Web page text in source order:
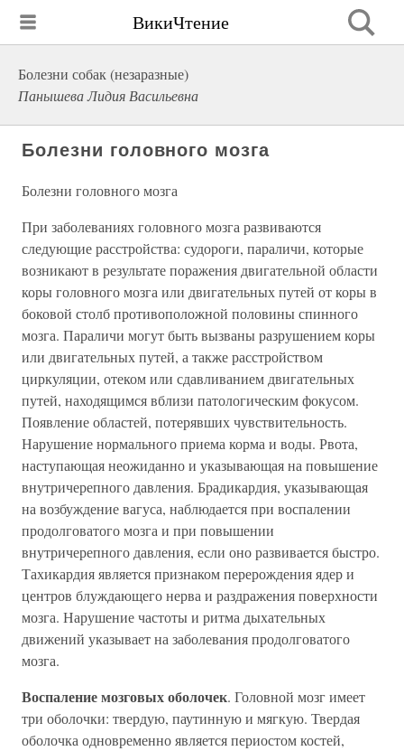
ВикиЧтение
Болезни собак (незаразные)
Панышева Лидия Васильевна
Болезни головного мозга
Болезни головного мозга
При заболеваниях головного мозга развиваются
следующие расстройства: судороги, параличи, которые
возникают в результате поражения двигательной области
коры головного мозга или двигательных путей от коры в
боковой столб противоположной половины спинного
мозга. Параличи могут быть вызваны разрушением коры
или двигательных путей, а также расстройством
циркуляции, отеком или сдавливанием двигательных
путей, находящимся вблизи патологическим фокусом.
Появление областей, потерявших чувствительность.
Нарушение нормального приема корма и воды. Рвота,
наступающая неожиданно и указывающая на повышение
внутричерепного давления. Брадикардия, указывающая
на возбуждение вагуса, наблюдается при воспалении
продолговатого мозга и при повышении
внутричерепного давления, если оно развивается быстро.
Тахикардия является признаком перерождения ядер и
центров блуждающего нерва и раздражения поверхности
мозга. Нарушение частоты и ритма дыхательных
движений указывает на заболевания продолговатого
мозга.
Воспаление мозговых оболочек. Головной мозг имеет
три оболочки: твердую, паутинную и мягкую. Твердая
оболочка одновременно является периостом костей,